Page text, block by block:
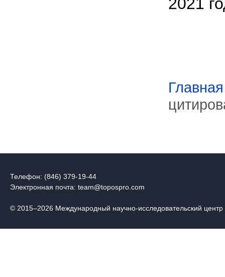
Главная
Телефон: (846) 379-19-44
Электронная почта: team@topospro.com
© 2015–2026 Международный научно-исследовательский